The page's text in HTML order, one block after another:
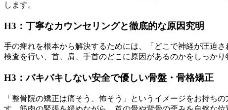
します。
H3：丁寧なカウンセリングと徹底的な原因究明
手の痺れを根本から解決するためには、「どこで神経が圧迫
検査を行い、首、肩、手首のどこに原因があるのかをしっか
H3：バキバキしない安全で優しい骨盤・骨格矯正
「整骨院の矯正は痛そう、怖そう」というイメージをお持ち